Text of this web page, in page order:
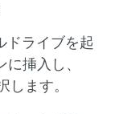
ドライブを起
挿入し、
します。